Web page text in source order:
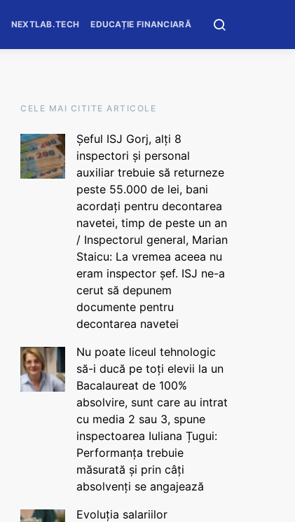
NEXTLAB.TECH EDUCAȚIE FINANCIARĂ
CELE MAI CITITE ARTICOLE
Șeful ISJ Gorj, alți 8
inspectori și personal
auxiliar trebuie să returneze
peste 55.000 de lei, bani
acordați pentru decontarea
navetei, timp de peste un an
/ Inspectorul general, Marian
Staicu: La vremea aceea nu
eram inspector șef. ISJ ne-a
cerut să depunem
documente pentru
decontarea navetei
Nu poate liceul tehnologic
să-i ducă pe toți elevii la un
Bacalaureat de 100%
absolvire, sunt care au intrat
cu media 2 sau 3, spune
inspectoarea Iuliana Țugui:
Performanța trebuie
măsurată și prin câți
absolvenți se angajează
Evoluția salariilor